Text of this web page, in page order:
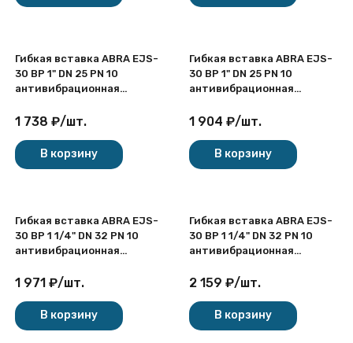
Гибкая вставка ABRA EJS-
30 ВР 1" DN 25 PN 10
антивибрационная
1 738 ₽/шт.
В корзину
Гибкая вставка ABRA EJS-
30 ВР 1" DN 25 PN 10
антивибрационная
1 904 ₽/шт.
В корзину
Гибкая вставка ABRA EJS-
30 ВР 1 1/4" DN 32 PN 10
антивибрационная
1 971 ₽/шт.
В корзину
Гибкая вставка ABRA EJS-
30 ВР 1 1/4" DN 32 PN 10
антивибрационная
2 159 ₽/шт.
В корзину